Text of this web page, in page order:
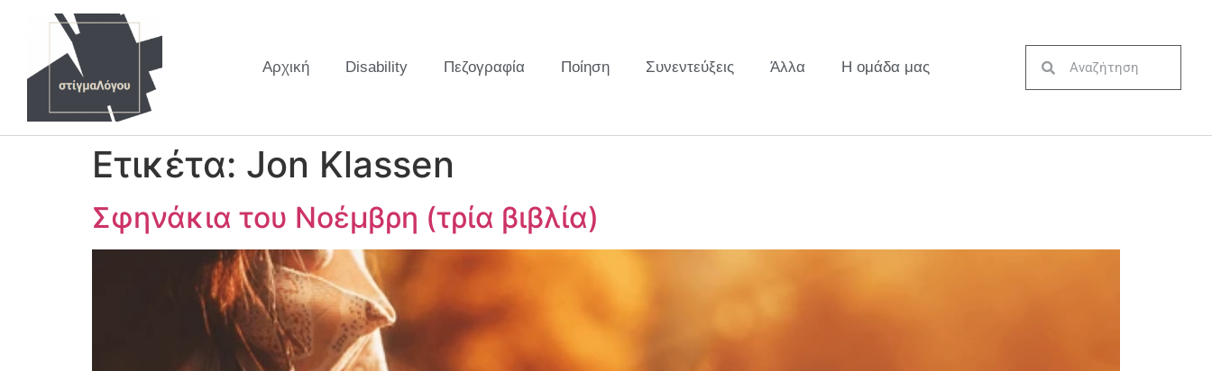
Αρχική Disability Πεζογραφία Ποίηση Συνεντεύξεις Άλλα Η ομάδα μας
Ετικέτα: Jon Klassen
Σφηνάκια του Νοέμβρη (τρία βιβλία)